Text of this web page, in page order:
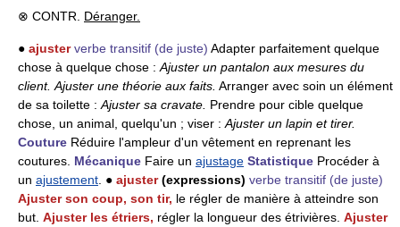
⊗ CONTR. Déranger.
● ajuster verbe transitif (de juste) Adapter parfaitement quelque
chose à quelque chose : Ajuster un pantalon aux mesures du
client. Ajuster une théorie aux faits. Arranger avec soin un élément
de sa toilette : Ajuster sa cravate. Prendre pour cible quelque
chose, un animal, quelqu'un ; viser : Ajuster un lapin et tirer.
Couture Réduire l'ampleur d'un vêtement en reprenant les
coutures. Mécanique Faire un ajustage Statistique Procéder à
un ajustement . ● ajuster(expressions) verbe transitif (de juste)
Ajuster son coup, son tir, le régler de manière à atteindre son
but. Ajuster les étriers, régler la longueur des étrivières. Ajuster